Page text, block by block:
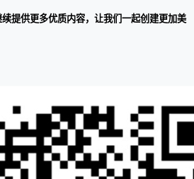
提供更多优质内容，让我们一起创建更加美